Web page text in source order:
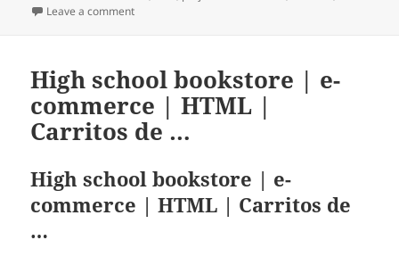
Leave a comment
High school bookstore | e-
commerce | HTML |
Carritos de …
High school bookstore | e-
commerce | HTML | Carritos de
…